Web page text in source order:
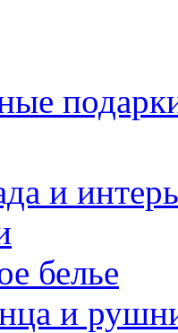
и
белье
и